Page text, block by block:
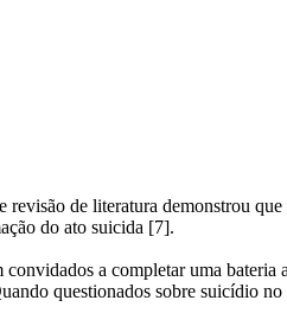
de literatura demonstrou
do ato suicida [7].
a completar uma bateria
questionados sobre suicídio